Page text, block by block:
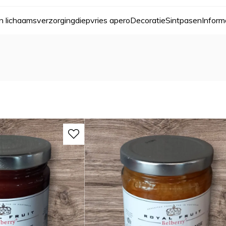
lichaamsverzorgingdiepvries aperoDecoratieSintpasen